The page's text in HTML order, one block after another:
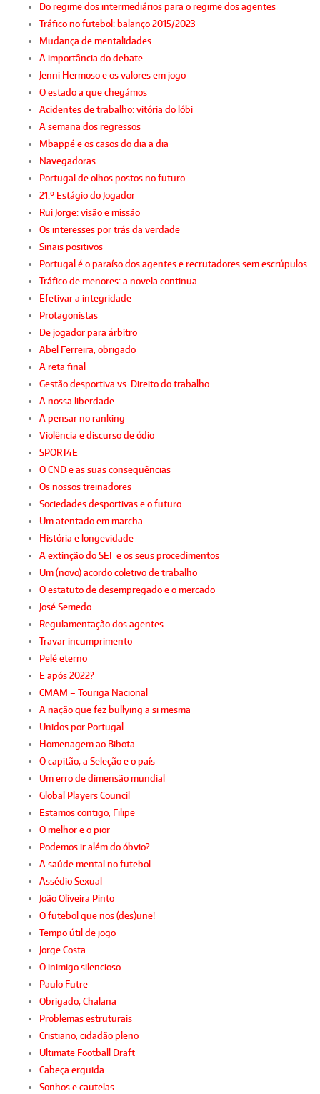
Do regime dos intermediários para o regime dos agentes
Tráfico no futebol: balanço 2015/2023
Mudança de mentalidades
A importância do debate
Jenni Hermoso e os valores em jogo
O estado a que chegámos
Acidentes de trabalho: vitória do lóbi
A semana dos regressos
Mbappé e os casos do dia a dia
Navegadoras
Portugal de olhos postos no futuro
21.º Estágio do Jogador
Rui Jorge: visão e missão
Os interesses por trás da verdade
Sinais positivos
Portugal é o paraíso dos agentes e recrutadores sem escrúpulos
Tráfico de menores: a novela continua
Efetivar a integridade
Protagonistas
De jogador para árbitro
Abel Ferreira, obrigado
A reta final
Gestão desportiva vs. Direito do trabalho
A nossa liberdade
A pensar no ranking
Violência e discurso de ódio
SPORT4E
O CND e as suas consequências
Os nossos treinadores
Sociedades desportivas e o futuro
Um atentado em marcha
História e longevidade
A extinção do SEF e os seus procedimentos
Um (novo) acordo coletivo de trabalho
O estatuto de desempregado e o mercado
José Semedo
Regulamentação dos agentes
Travar incumprimento
Pelé eterno
E após 2022?
CMAM – Touriga Nacional
A nação que fez bullying a si mesma
Unidos por Portugal
Homenagem ao Bibota
O capitão, a Seleção e o país
Um erro de dimensão mundial
Global Players Council
Estamos contigo, Filipe
O melhor e o pior
Podemos ir além do óbvio?
A saúde mental no futebol
Assédio Sexual
João Oliveira Pinto
O futebol que nos (des)une!
Tempo útil de jogo
Jorge Costa
O inimigo silencioso
Paulo Futre
Obrigado, Chalana
Problemas estruturais
Cristiano, cidadão pleno
Ultimate Football Draft
Cabeça erguida
Sonhos e cautelas